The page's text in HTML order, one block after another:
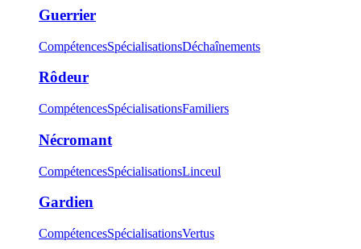
Guerrier
CompétencesSpécialisationsDéchaînements
Rôdeur
CompétencesSpécialisationsFamiliers
Nécromant
CompétencesSpécialisationsLinceul
Gardien
CompétencesSpécialisationsVertus